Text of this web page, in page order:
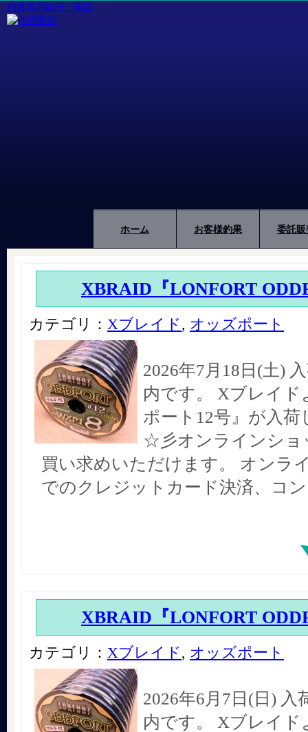
釣道具の販売・製造
ホーム お客様釣果 委託販
XBRAID『LONFORT
カテゴリ： Xブレイド , オッズポート
2026年7月18日(土)
内です。 Xブレイド
ポート12号』が入荷
☆彡オンラインショ
買い求めいただけます。 オンラ
でのクレジットカード決済、コ
XBRAID『LONFORT
カテゴリ： Xブレイド , オッズポート
2026年6月7日(日) 入
内です。 Xブレイド